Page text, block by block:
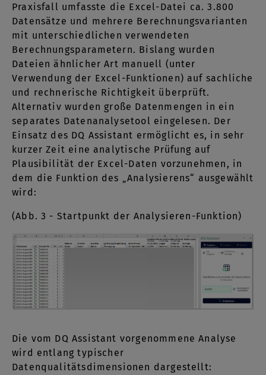
Praxisfall umfasste die Excel-Datei ca. 3.800
Datensätze und mehrere Berechnungsvarianten
mit unterschiedlichen verwendeten
Berechnungsparametern. Bislang wurden
Dateien ähnlicher Art manuell (unter
Verwendung der Excel-Funktionen) auf sachliche
und rechnerische Richtigkeit überprüft.
Alternativ wurden große Datenmengen in ein
separates Datenanalysetool eingelesen. Der
Einsatz des DQ Assistant ermöglicht es, in sehr
kurzer Zeit eine analytische Prüfung auf
Plausibilität der Excel-Daten vorzunehmen, in
dem die Funktion des „Analysierens“ ausgewählt
wird:
(Abb. 3 - Startpunkt der Analysieren-Funktion)
Die vom DQ Assistant vorgenommene Analyse
wird entlang typischer
Datenqualitätsdimensionen dargestellt: